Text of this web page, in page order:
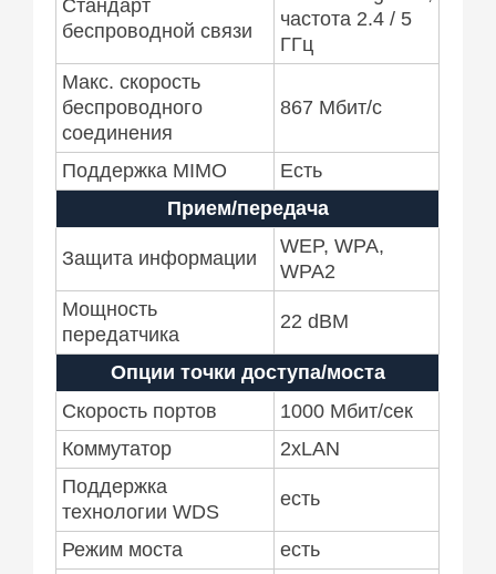
Стандарт
беспроводной связи
частота 2.4 / 5
ГГц
Макс. скорость
беспроводного
соединения
867 Мбит/с
Поддержка MIMO
Есть
Прием/передача
Защита информации
WEP, WPA,
WPA2
Мощность
передатчика
22 dBM
Опции точки доступа/моста
Скорость портов
1000 Мбит/сек
Коммутатор
2xLAN
Поддержка
технологии WDS
есть
Режим моста
есть